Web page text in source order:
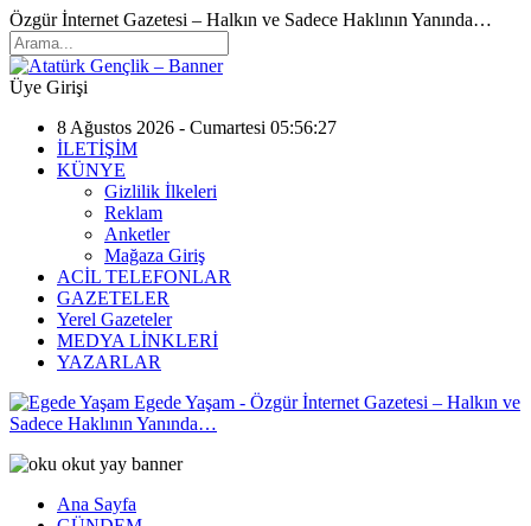
Özgür İnternet Gazetesi – Halkın ve Sadece Haklının Yanında…
Üye Girişi
8 Ağustos 2026 - Cumartesi 05:56:27
İLETİŞİM
KÜNYE
Gizlilik İlkeleri
Reklam
Anketler
Mağaza Giriş
ACİL TELEFONLAR
GAZETELER
Yerel Gazeteler
MEDYA LİNKLERİ
YAZARLAR
Egede Yaşam - Özgür İnternet Gazetesi – Halkın ve
Sadece Haklının Yanında…
Ana Sayfa